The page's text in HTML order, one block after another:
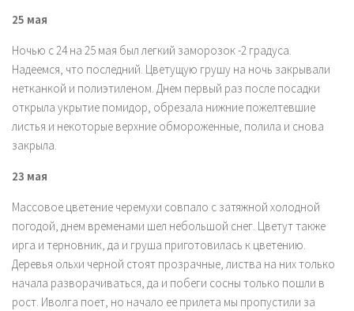
25 мая
Ночью с 24 на 25 мая был легкий заморозок -2 градуса.
Надеемся, что последний. Цветущую грушу на ночь закрывали
нетканкой и полиэтиленом. Днем первый раз после посадки
открыла укрытие помидор, обрезала нижние пожелтевшие
листья и некоторые верхние обмороженные, полила и снова
закрыла.
23 мая
Массовое цветение черемухи совпало с затяжной холодной
погодой, днем временами шел небольшой снег. Цветут также
ирга и терновник, да и груша приготовилась к цветению.
Деревья ольхи черной стоят прозрачные, листва на них только
начала разворачиваться, да и побеги сосны только пошли в
рост. Иволга поет, но начало ее прилета мы пропустили за